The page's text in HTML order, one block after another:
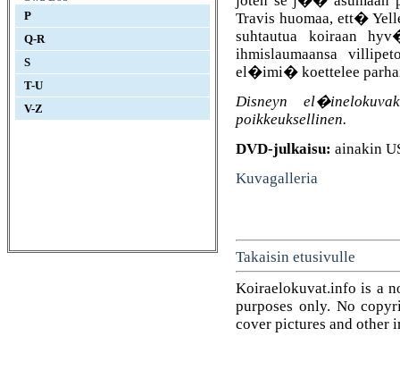
P
Q-R
S
T-U
V-Z
Travis huomaa, ett�
suhtautua koiraan
ihmislaumaansa
el�imi� koettelee
Disneyn
poikkeuksellinen.
DVD-julkaisu: ainakin
Kuvagalleria
Takaisin etusivulle
Koiraelokuvat.info is a
purposes only. No
cover pictures and other